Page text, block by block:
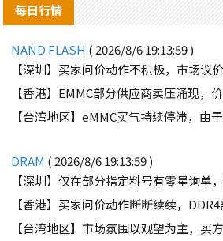
每日行情
NAND FLASH ( 2026/8/6 19:13:59 )
【深圳】买家问价动作不积极，市场议
【香港】EMMC部分供应商卖压涌现，
【台湾地区】eMMC买气持续停滞，由
DRAM ( 2026/8/6 19:13:59 )